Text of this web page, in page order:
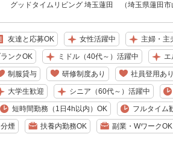
グッドタイムリビング 埼玉蓮田 （埼玉県蓮田市
友達と応募OK 女性活躍中 主婦・主
ンクOK ミドル（40代～）活躍中 エ
制服貸与 研修制度あり 社員登用あり
大学生歓迎 シニア（60代～）活躍中
短時間勤務（1日4h以内）OK フルタイム
煙 扶養内勤務OK 副業・WワークOK